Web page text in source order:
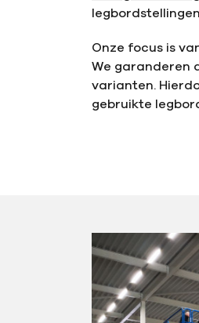
Onze focus is
We garanderen
varianten.
gebruikte